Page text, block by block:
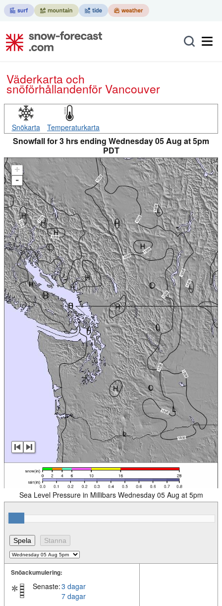
Väderkarta och
snöförhållandenför Vancouver
Snökarta Temperaturkarta
Snowfall for 3 hrs ending Wednesday 05 Aug at 5pm
PDT
+
-
Sea Level Pressure in Millibars Wednesday 05 Aug at 5pm
Snöackumulering:
Senaste:3 dagar
7 dagar